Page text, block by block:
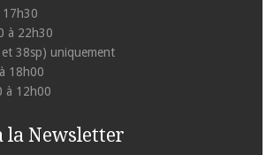
17h30
à 22h30
38sp) uniquement
18h00
à 12h00
la Newsletter